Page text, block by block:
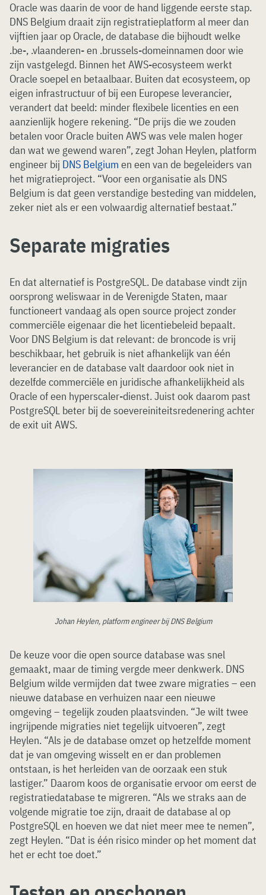
Oracle was daarin de voor de hand liggende eerste stap.
DNS Belgium draait zijn registratieplatform al meer dan
vijftien jaar op Oracle, de database die bijhoudt welke
.be-, .vlaanderen- en .brussels-domeinnamen door wie
zijn vastgelegd. Binnen het AWS-ecosysteem werkt
Oracle soepel en betaalbaar. Buiten dat ecosysteem, op
eigen infrastructuur of bij een Europese leverancier,
verandert dat beeld: minder flexibele licenties en een
aanzienlijk hogere rekening. “De prijs die we zouden
betalen voor Oracle buiten AWS was vele malen hoger
dan wat we gewend waren”, zegt Johan Heylen, platform
engineer bij DNS Belgium en een van de begeleiders van
het migratieproject. “Voor een organisatie als DNS
Belgium is dat geen verstandige besteding van middelen,
zeker niet als er een volwaardig alternatief bestaat.”
Separate migraties
En dat alternatief is PostgreSQL. De database vindt zijn
oorsprong weliswaar in de Verenigde Staten, maar
functioneert vandaag als open source project zonder
commerciële eigenaar die het licentiebeleid bepaalt.
Voor DNS Belgium is dat relevant: de broncode is vrij
beschikbaar, het gebruik is niet afhankelijk van één
leverancier en de database valt daardoor ook niet in
dezelfde commerciële en juridische afhankelijkheid als
Oracle of een hyperscaler-dienst. Juist ook daarom past
PostgreSQL beter bij de soevereiniteitsredenering achter
de exit uit AWS.
Johan Heylen, platform engineer bij DNS Belgium
De keuze voor die open source database was snel
gemaakt, maar de timing vergde meer denkwerk. DNS
Belgium wilde vermijden dat twee zware migraties – een
nieuwe database en verhuizen naar een nieuwe
omgeving – tegelijk zouden plaatsvinden. “Je wilt twee
ingrijpende migraties niet tegelijk uitvoeren”, zegt
Heylen. “Als je de database omzet op hetzelfde moment
dat je van omgeving wisselt en er dan problemen
ontstaan, is het herleiden van de oorzaak een stuk
lastiger.” Daarom koos de organisatie ervoor om eerst de
registratiedatabase te migreren. “Als we straks aan de
volgende migratie toe zijn, draait de database al op
PostgreSQL en hoeven we dat niet meer mee te nemen”,
zegt Heylen. “Dat is één risico minder op het moment dat
het er echt toe doet.”